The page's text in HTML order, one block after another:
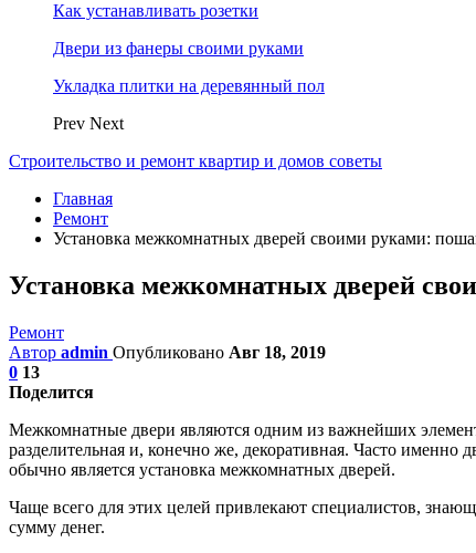
Как устанавливать розетки
Двери из фанеры своими руками
Укладка плитки на деревянный пол
Prev Next
Строительство и ремонт квартир и домов советы
Главная
Ремонт
Установка межкомнатных дверей своими руками:
Установка межкомнатных дверей
Ремонт
Автор admin Опубликовано Авг 18, 2019
0 13
Поделится
Межкомнатные двери являются одним из важнейших
разделительная и, конечно же, декоративная. Часто
обычно является установка межкомнатных дверей.
Чаще всего для этих целей привлекают специалистов,
сумму денег.